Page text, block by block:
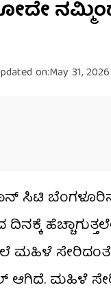
on:May 31,
ಸಿಟಿ
ಮಹಿಳೆ
ಆಗಿದೆ. ಮಹಿಳೆ